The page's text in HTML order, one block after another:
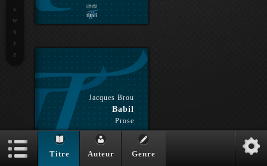
Jacques Brou
Babil
Prose
V
W
X
Y
Z
Titre Auteur Genre